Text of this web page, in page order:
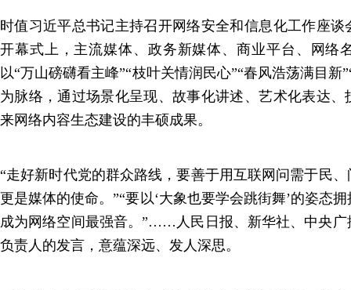
时值习近平总书记主持召开网络安全和信息化工作座谈
开幕式上，主流媒体、政务新媒体、商业平台、网络
以“万山磅礴看主峰”“枝叶关情润民心”“春风浩荡满目新
为脉络，通过场景化呈现、故事化讲述、艺术化表达、
来网络内容生态建设的丰硕成果。
“走好新时代党的群众路线，要善于用互联网问需于民
更是媒体的使命。”“要以‘大象也要学会跳街舞’的姿态
成为网络空间最强音。”……人民日报、新华社、中央广
负责人的发言，意蕴深远、发人深思。